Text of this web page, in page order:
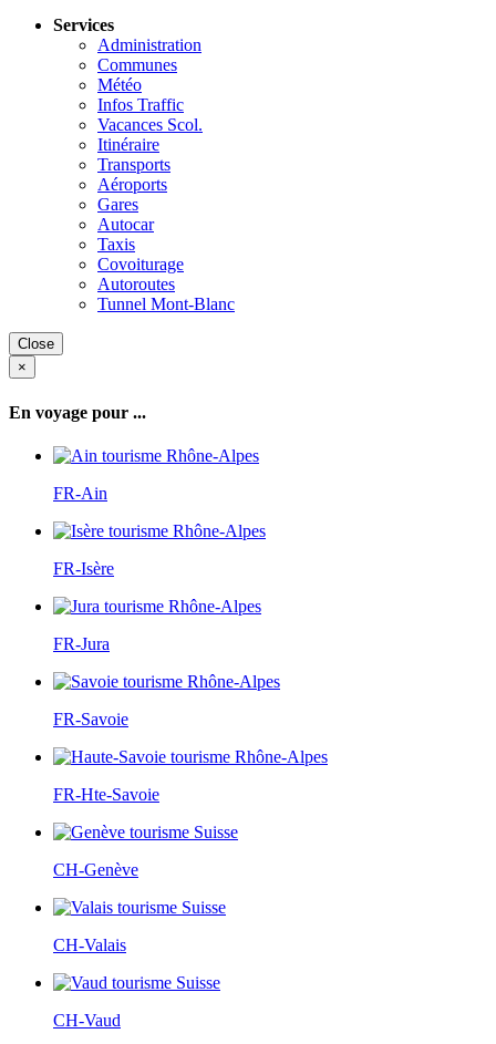
Services
Administration
Communes
Météo
Infos Traffic
Vacances Scol.
Itinéraire
Transports
Aéroports
Gares
Autocar
Taxis
Covoiturage
Autoroutes
Tunnel Mont-Blanc
Close
×
En voyage pour ...
FR-Ain
FR-Isère
FR-Jura
FR-Savoie
FR-Hte-Savoie
CH-Genève
CH-Valais
CH-Vaud